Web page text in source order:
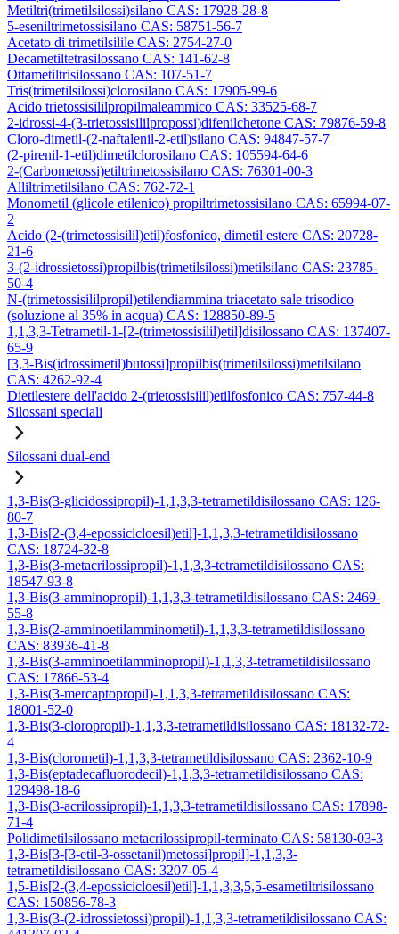
Metiltri(trimetilsilossi)silano CAS: 17928-28-8
5-eseniltrimetossisilano CAS: 58751-56-7
Acetato di trimetilsilile CAS: 2754-27-0
Decametiltetrasilossano CAS: 141-62-8
Ottametiltrisilossano CAS: 107-51-7
Tris(trimetilsilossi)clorosilano CAS: 17905-99-6
Acido trietossisililpropilmaleammico CAS: 33525-68-7
2-idrossi-4-(3-trietossisililpropossi)difenilchetone CAS: 79876-59-8
Cloro-dimetil-(2-naftalenil-2-etil)silano CAS: 94847-57-7
(2-pirenil-1-etil)dimetilclorosilano CAS: 105594-64-6
2-(Carbometossi)etiltrimetossisilano CAS: 76301-00-3
Alliltrimetilsilano CAS: 762-72-1
Monometil (glicole etilenico) propiltrimetossisilano CAS: 65994-07-
2
Acido (2-(trimetossisilil)etil)fosfonico, dimetil estere CAS: 20728-
21-6
3-(2-idrossietossi)propilbis(trimetilsilossi)metilsilano CAS: 23785-
50-4
N-(trimetossisililpropil)etilendiammina triacetato sale trisodico
(soluzione al 35% in acqua) CAS: 128850-89-5
1,1,3,3-Tetrametil-1-[2-(trimetossisilil)etil]disilossano CAS: 137407-
65-9
[3,3-Bis(idrossimetil)butossi]propilbis(trimetilsilossi)metilsilano
CAS: 4262-92-4
Dietilestere dell'acido 2-(trietossisilil)etilfosfonico CAS: 757-44-8
Silossani speciali
Silossani dual-end
1,3-Bis(3-glicidossipropil)-1,1,3,3-tetrametildisilossano CAS: 126-
80-7
1,3-Bis[2-(3,4-epossicicloesil)etil]-1,1,3,3-tetrametildisilossano
CAS: 18724-32-8
1,3-Bis(3-metacrilossipropil)-1,1,3,3-tetrametildisilossano CAS:
18547-93-8
1,3-Bis(3-amminopropil)-1,1,3,3-tetrametildisilossano CAS: 2469-
55-8
1,3-Bis(2-amminoetilamminometil)-1,1,3,3-tetrametildisilossano
CAS: 83936-41-8
1,3-Bis(3-amminoetilamminopropil)-1,1,3,3-tetrametildisilossano
CAS: 17866-53-4
1,3-Bis(3-mercaptopropil)-1,1,3,3-tetrametildisilossano CAS:
18001-52-0
1,3-Bis(3-cloropropil)-1,1,3,3-tetrametildisilossano CAS: 18132-72-
4
1,3-Bis(clorometil)-1,1,3,3-tetrametildisilossano CAS: 2362-10-9
1,3-Bis(eptadecafluorodecil)-1,1,3,3-tetrametildisilossano CAS:
129498-18-6
1,3-Bis(3-acrilossipropil)-1,1,3,3-tetrametildisilossano CAS: 17898-
71-4
Polidimetilsilossano metacrilossipropil-terminato CAS: 58130-03-3
1,3-Bis[3-[3-etil-3-ossetanil)metossi]propil]-1,1,3,3-
tetrametildisilossano CAS: 3207-05-4
1,5-Bis[2-(3,4-epossicicloesil)etil]-1,1,3,3,5,5-esametiltrisilossano
CAS: 150856-78-3
1,3-Bis(3-(2-idrossietossi)propil)-1,1,3,3-tetrametildisilossano CAS: